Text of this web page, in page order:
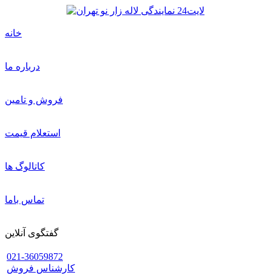
خانه
درباره ما
فروش و تامین
استعلام قیمت
کاتالوگ ها
تماس باما
گفتگوی آنلاین
021-36059872
کارشناس فروش